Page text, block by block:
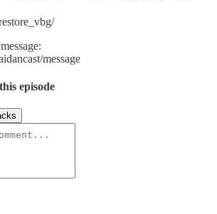
message
episode